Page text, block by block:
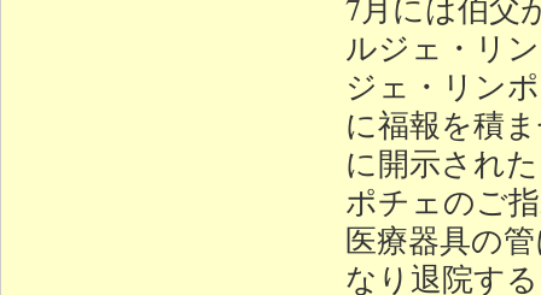
ルジェ・リ
ジェ・リン
に福報を積
に開示され
ポチェのご
医療器具の
なり退院す